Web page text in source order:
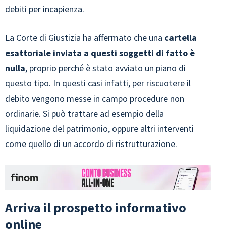
debiti per incapienza.
La Corte di Giustizia ha affermato che una cartella
esattoriale inviata a questi soggetti di fatto è
nulla, proprio perché è stato avviato un piano di
questo tipo. In questi casi infatti, per riscuotere il
debito vengono messe in campo procedure non
ordinarie. Si può trattare ad esempio della
liquidazione del patrimonio, oppure altri interventi
come quello di un accordo di ristrutturazione.
Arriva il prospetto informativo
online